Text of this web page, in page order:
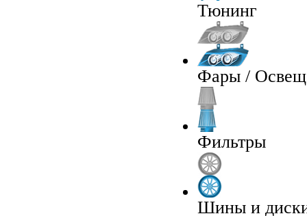
Тюнинг
Фары /
Фильтры
Шины и